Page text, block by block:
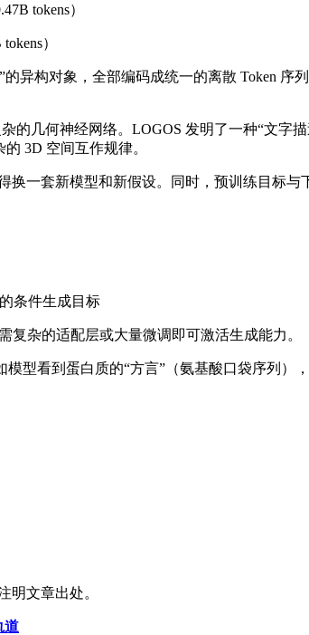
tokens）
）
异构对象，全部编码成统一的离散 Token 序
几何神经网络。LOGOS 发明了一种“文字
3D 空间互作规律。
一套新模型和新假设。同时，预训练目标
条件生成目标
复杂的适配层或大量微调即可激活生成能力。
型看到蛋白质的“方言”（氨基酸口袋序列）
明文章出处。
道